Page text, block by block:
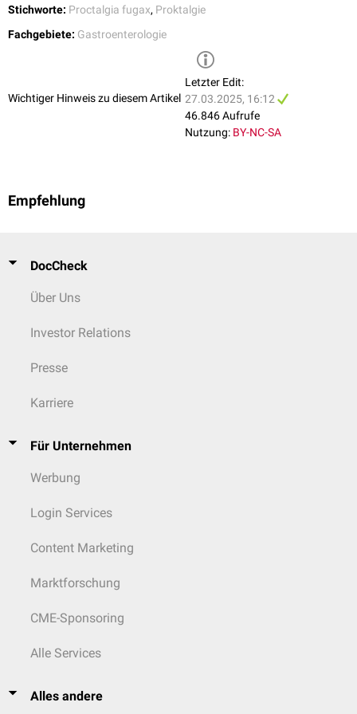
Stichworte: Proctalgia fugax, Proktalgie
Fachgebiete: Gastroenterologie
Wichtiger Hinweis zu diesem Artikel
Letzter Edit:
27.03.2025, 16:12
46.846 Aufrufe
Nutzung: BY-NC-SA
Empfehlung
DocCheck
Über Uns
Investor Relations
Presse
Karriere
Für Unternehmen
Werbung
Login Services
Content Marketing
Marktforschung
CME-Sponsoring
Alle Services
Alles andere